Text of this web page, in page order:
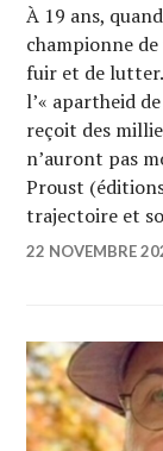
À 19 ans,
championne
fuir et de
l’« apartheid
reçoit des
n’auront pas
Proust
trajectoire et
22 NOVEMBRE